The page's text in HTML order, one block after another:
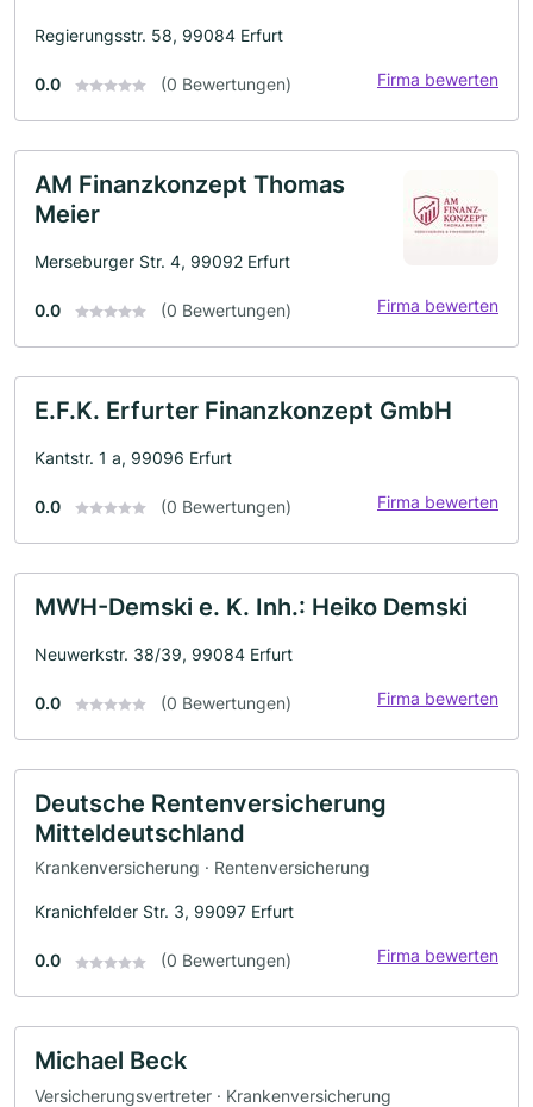
Regierungsstr. 58, 99084 Erfurt
0.0 (0 Bewertungen) Firma bewerten
AM Finanzkonzept Thomas
Meier
Merseburger Str. 4, 99092 Erfurt
0.0 (0 Bewertungen) Firma bewerten
E.F.K. Erfurter Finanzkonzept GmbH
Kantstr. 1 a, 99096 Erfurt
0.0 (0 Bewertungen) Firma bewerten
MWH-Demski e. K. Inh.: Heiko Demski
Neuwerkstr. 38/39, 99084 Erfurt
0.0 (0 Bewertungen) Firma bewerten
Deutsche Rentenversicherung
Mitteldeutschland
Krankenversicherung · Rentenversicherung
Kranichfelder Str. 3, 99097 Erfurt
0.0 (0 Bewertungen) Firma bewerten
Michael Beck
Versicherungsvertreter · Krankenversicherung